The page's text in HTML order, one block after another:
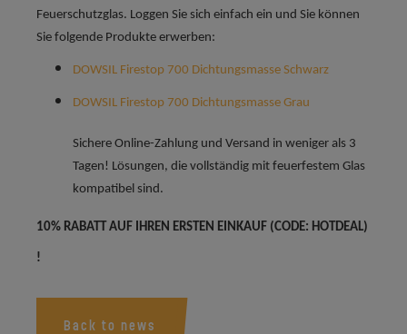
Feuerschutzglas. Loggen Sie sich einfach ein und Sie können
Sie folgende Produkte erwerben:
DOWSIL Firestop 700 Dichtungsmasse Schwarz
DOWSIL Firestop 700 Dichtungsmasse Grau
Sichere Online-Zahlung und Versand in weniger als 3
Tagen! Lösungen, die vollständig mit feuerfestem Glas
kompatibel sind.
10% RABATT AUF IHREN ERSTEN EINKAUF (CODE: HOTDEAL)
!
Back to news